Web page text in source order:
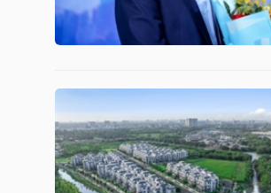
PHIẾU
SINH